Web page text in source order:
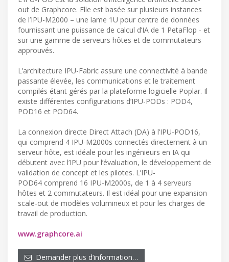
out de Graphcore. Elle est basée sur plusieurs instances
de l’IPU-M2000 – une lame 1U pour centre de données
fournissant une puissance de calcul d’IA de 1 PetaFlop - et
sur une gamme de serveurs hôtes et de commutateurs
approuvés.
L’architecture IPU-Fabric assure une connectivité à bande
passante élevée, les communications et le traitement
compilés étant gérés par la plateforme logicielle Poplar. Il
existe différentes configurations d’IPU-PODs : POD4,
POD16 et POD64.
La connexion directe Direct Attach (DA) à l’IPU-POD16,
qui comprend 4 IPU-M2000s connectés directement à un
serveur hôte, est idéale pour les ingénieurs en IA qui
débutent avec l’IPU pour l’évaluation, le développement de
validation de concept et les pilotes. L’IPU-
POD64 comprend 16 IPU-M2000s, de 1 à 4 serveurs
hôtes et 2 commutateurs. Il est idéal pour une expansion
scale-out de modèles volumineux et pour les charges de
travail de production.
www.graphcore.ai
Demander plus d’information…